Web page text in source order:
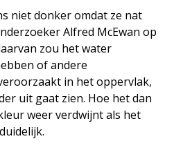
niet donker omdat ze nat
Alfred McEwan op
zou het water
of andere
in het oppervlak,
uit gaat zien. Hoe het dan
weer verdwijnt als het